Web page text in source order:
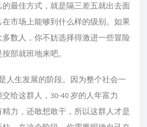
最佳方式，就是隔三差五就出去面
市场上能够到什么样的级别。如果
数人，你不妨选择得激进一些冒险
部就班地来吧。
人生发展的阶段。因为整个社会一
给这群人，30-40 岁的人年富力
力，还敢想敢干，所以这群人才是